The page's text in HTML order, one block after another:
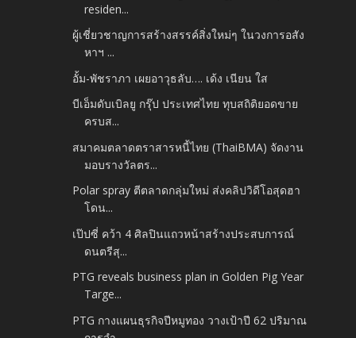
residen...
ผู้เชี่ยวชาญการสร้างสรรค์สิ่งใหม่ๆ ในวงการอสัง
หาฯ ...
อั้ม-พัชราภา เผยอาวุธลับ…. เด้ง เนียน ใส
บีเอ็มดับเบิลยู กรุ๊ป ประเทศไทย ทุบสถิติยอดขาย
ครบส...
สมาคมตลาดตราสารหนี้ไทย (ThaiBMA) จัดงาน
มอบรางวัลตร...
Polar spray ตีตลาดกลุ่มใหม่ ส่งคลิปวิดีโอสุดฮา
โดน...
เป๊ปซี่ คว้า 4 ศิลปินแถวหน้าสร้างประสบการณ์
ดนตรีสุ...
PTG reveals business plan in Golden Pig Year
Targe...
PTG กางแผนธุรกิจปีหมูทอง วางเป้าปี 62 ปริมาณ